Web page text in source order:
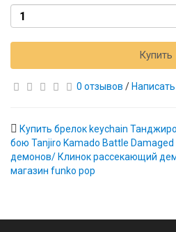
Купить
0 отзывов /
Купить брелок keychain
бою Tanjiro Kamado Battle
демонов/ Клинок рассекающий
магазин funko pop